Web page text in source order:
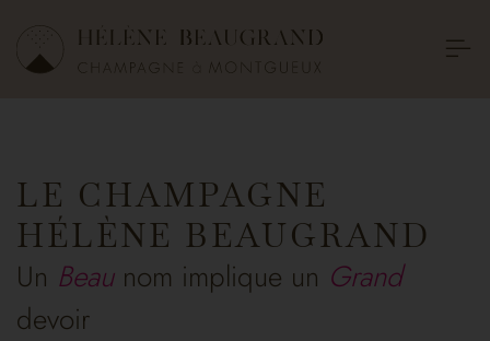
LE CHAMPAGNE
HÉLÈNE BEAUGRAND
Un Beaunom implique un Grand
devoir